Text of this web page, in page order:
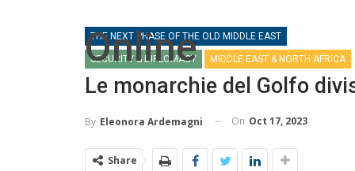
THE NEXT PHASE OF THE OLD MIDDLE EAST
SECURITY & DIPLOMACY MIDDLE EAST & NORTH AFRICA
Le monarchie del Golfo
By Eleonora Ardemagni On Oct 17, 2023
Share